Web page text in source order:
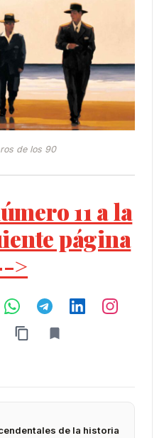
de los 90
11 a la
página
>
de la historia